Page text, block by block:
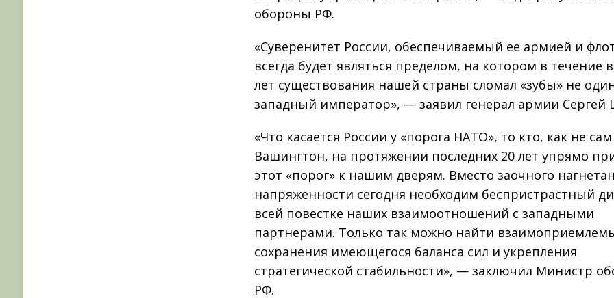
обороны РФ.
«Суверенитет России, обеспечиваемый ее армией и
всегда будет являться пределом, на котором в течение
лет существования нашей страны сломал «зубы» не
западный император», — заявил генерал армии Сергей
«Что касается России у «порога НАТО», то кто, как не сам
Вашингтон, на протяжении последних 20 лет упрямо
этот «порог» к нашим дверям. Вместо заочного
напряженности сегодня необходим беспристрастный
всей повестке наших взаимоотношений с западными
партнерами. Только так можно найти
сохранения имеющегося баланса сил и укрепления
стратегической стабильности», — заключил Министр
РФ.